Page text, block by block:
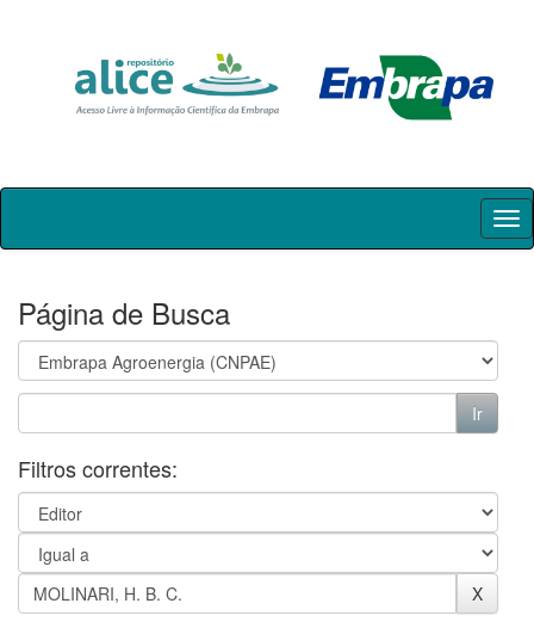
Skip
Página de Busca
Filtros correntes: